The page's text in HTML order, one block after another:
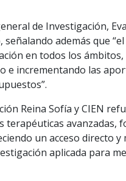
de Investigación,
además que
en todos los
e incrementando las
Reina Sofía y CIEN
avanzadas,
un acceso directo
aplicada para